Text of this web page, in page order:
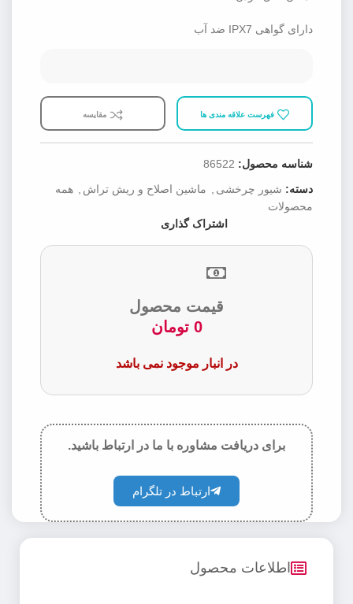
دارای گواهی IPX7 ضد آب
فهرست علاقه مندی ها مقایسه
شناسه محصول: 86522
دسته: شیور چرخشی , ماشین اصلاح و ریش تراش , همه
محصولات
اشتراک گذاری
قیمت محصول
0 تومان
در انبار موجود نمی باشد
برای دریافت مشاوره با ما در ارتباط باشید.
ارتباط در تلگرام
اطلاعات محصول